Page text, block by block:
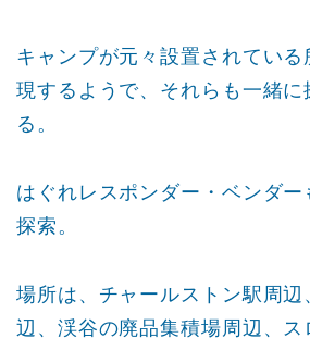
キャンプが元々設置されている
現するようで、それらも一緒に
る。
はぐれレスポンダー・ベンダー
探索。
場所は、チャールストン駅周辺
辺、渓谷の廃品集積場周辺、ス